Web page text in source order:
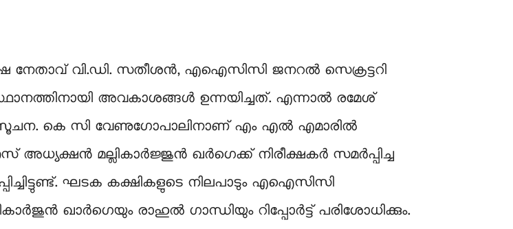
നേതാവ് വി.ഡി. സതീശൻ, എഐസിസി ജനറൽ സെക്രട്ടറി
അവകാശങ്ങൾ ഉന്നയിച്ചത്. എന്നാൽ രമേശ്
സൂചന. കെ സി വേണുഗോപാലിനാണ് എം എൽ എമാരിൽ
മല്ലികാർജ്ജുൻ ഖർഗെക്ക് നിരീക്ഷകർ സമർപ്പിച്ച
ഘടക കക്ഷികളുടെ നിലപാടും എഐസിസി
ഖാർഗെയും രാഹുല്‍ ഗാന്ധിയും റിപ്പോർട്ട് പരിശോധിക്കും.